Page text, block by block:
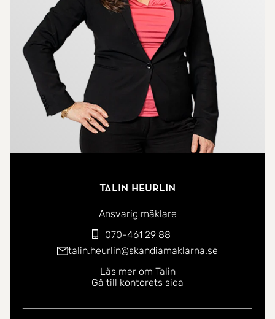
Här bor du i ett omtyckt område med närhet till
både natur och fritidsaktiviteter. På bara fem
minuter med bil når du Källviksbacken för
utförsåkning, badplatser och sjön Runn med båtliv,
vackra vyer och Främby udde med restaurang och
aktiviteter. Samtidigt tar du dig snabbt in till Falu
centrum med sitt breda utbud av butiker, caféer
och restauranger. Som extra vardagsbekvämlighet
Välkommen att anmäla dig till visning.
Talin Heurlin
Ansvarig mäklare
070-461 29 88
talin.heurlin@skandiamaklarna.se
Läs mer om Talin
Gå till kontorets sida